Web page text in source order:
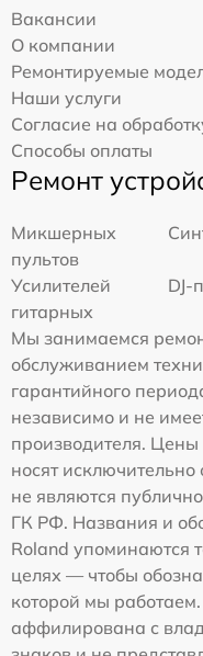
Вакансии
О компании
Ремонтируемые
Наши услуги
Согласие на
Способы оплаты
Ремонт
Микшерных
пультов
Усилителей
гитарных
DJ-
Мы занимаемся
обслуживанием
гарантийного
независимо и не
производителя.
носят
не являются
ГК РФ. Названия и
Roland упоминаются
целях — чтобы
которой мы
аффилирована с